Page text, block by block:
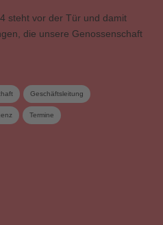
steht vor der Tür und damit
die unsere Genossenschaft
Geschäftsleitung
Termine